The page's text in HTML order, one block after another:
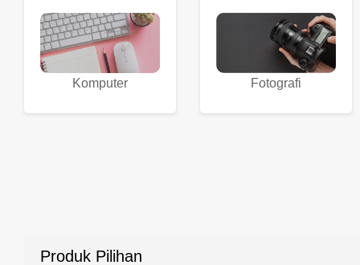
Komputer Fotografi
Produk Pilihan